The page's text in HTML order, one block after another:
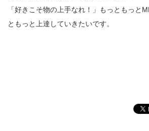
「好きこそ物の上手なれ！」もっともっと
ともっと上達していきたいです。